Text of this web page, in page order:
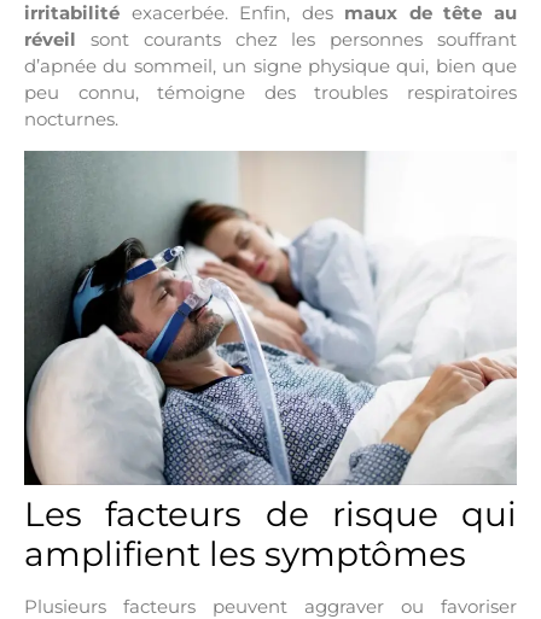
irritabilité exacerbée. Enfin, des maux de tête au
réveil sont courants chez les personnes souffrant
d’apnée du sommeil, un signe physique qui, bien que
peu connu, témoigne des troubles respiratoires
nocturnes.
Les facteurs de risque qui
amplifient les symptômes
Plusieurs facteurs peuvent aggraver ou favoriser